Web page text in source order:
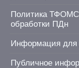
Политика
обработки ПДн
Информация
Публичное